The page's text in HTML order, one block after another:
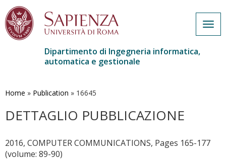
contenuto
Dipartimento di Ingegneria informatica,
automatica e gestionale
Home » Publication » 16645
DETTAGLIO PUBBLICAZIONE
2016, COMPUTER COMMUNICATIONS, Pages 165-177
(volume: 89-90)